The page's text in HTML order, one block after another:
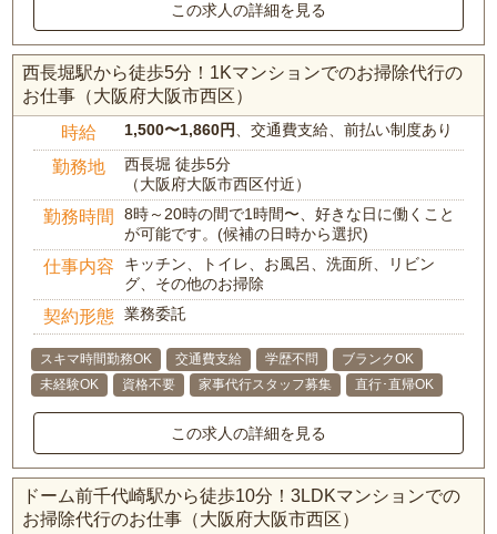
この求人の詳細を見る
西長堀駅から徒歩5分！1Kマンションでのお掃除代行の
お仕事（大阪府大阪市西区）
時給 1,500〜1,860円 、交通費支給、前払い制度あり
勤務地
西長堀 徒歩5分
（大阪府大阪市西区付近）
勤務時間
8時～20時の間で1時間〜、好きな日に働くこと
が可能です。(候補の日時から選択)
仕事内容
キッチン、トイレ、お風呂、洗面所、リビン
グ、その他のお掃除
契約形態 業務委託
スキマ時間勤務OK 交通費支給 学歴不問
ブランクOK
未経験OK
資格不要 家事代行スタッフ募集 直行･直帰OK
この求人の詳細を見る
ドーム前千代崎駅から徒歩10分！3LDKマンションでの
お掃除代行のお仕事（大阪府大阪市西区）